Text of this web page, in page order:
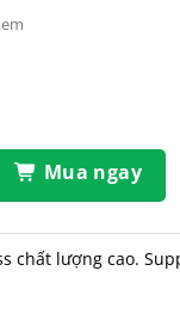
₫.
Mua ngay
chất lượng cao.